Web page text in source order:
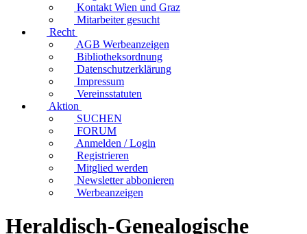
Kontakt Wien und Graz
Mitarbeiter gesucht
Recht
AGB Werbeanzeigen
Bibliotheksordnung
Datenschutzerklärung
Impressum
Vereinsstatuten
Aktion
SUCHEN
FORUM
Anmelden / Login
Registrieren
Mitglied werden
Newsletter abbonieren
Werbeanzeigen
Heraldisch-Genealogische